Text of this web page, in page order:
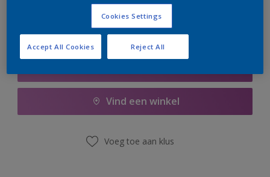
Vind een winkel
Voeg toe aan klus
Cookies Settings
Reject All
Accept All Cookies